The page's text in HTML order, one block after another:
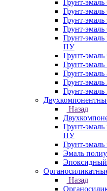
Грунт-
Грунт-
Грунт-
Грунт-
Грунт-
ПУ
Грунт-
Грунт-
Грунт-
Грунт-
Грунт-
Назад
Грунт-
ПУ
Грунт-
Эмаль
Назад